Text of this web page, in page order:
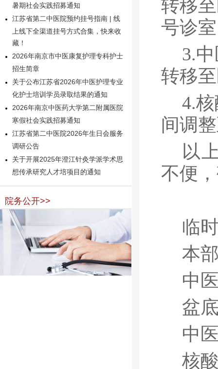
暑期社会实践招募通知
江苏省第二中医院预约挂号指南 | 线
上线下全渠道挂号方式合集，快来收
藏！
2026年南京市中医康复护理专科护士
招生简章
关于公布江苏省2026年中医护理专业
化护士培训学员录取结果的通知
2026年南京中医药大学第二附属医院
寒假社会实践招募通知
江苏省第二中医院2026年生日会服务
调研公告
关于开展2025年澄江针灸学派学术思
想传承研究人才培项目的通知
院务公开>>
转移
号诊
3.
转移
4.
间调整
以
不便 ，
临
本
中
盆
中
核